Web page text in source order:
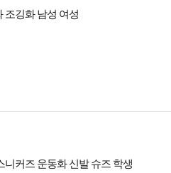
조깅화 남성 여성
니커즈 운동화 신발 슈즈 학생